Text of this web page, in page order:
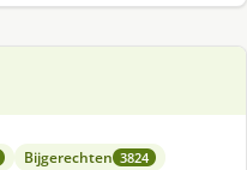
Bijgerechten 3824